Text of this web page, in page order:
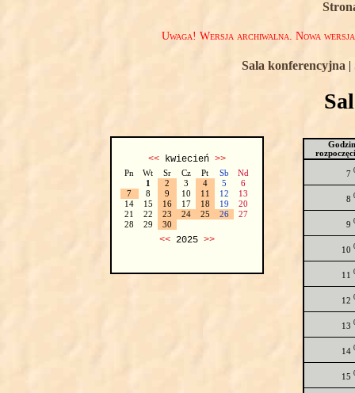
Uwaga! Wersja archiwalna. Nowa
Sala konferencyjna |
<<kwiecień >>
Pn Wt Sr Cz Pt Sb
Nd
1
2 3 4 5
6
7
8 9 10 11 12
13
14
15 16 17 18 19
20
21
22 23 24 25 26
27
28
29 30
<<2025 >>
7
8
9
10
11
12
13
14
15